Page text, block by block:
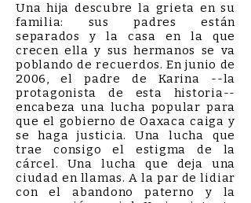
Una hija descubre la grieta en su
familia: sus padres están
separados y la casa en la que
crecen ella y sus hermanos se va
poblando de recuerdos. En junio de
2006, el padre de Karina --la
protagonista de esta historia--
encabeza una lucha popular para
que el gobierno de Oaxaca caiga y
se haga justicia. Una lucha que
trae consigo el estigma de la
cárcel. Una lucha que deja una
ciudad en llamas. A la par de lidiar
con el abandono paterno y la